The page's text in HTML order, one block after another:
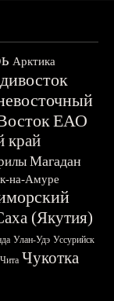
Арктика
ЕАО
край
Магадан
на-Амуре
(Якутия)
Улан-Удэ Уссурийск
Чита Чукотка